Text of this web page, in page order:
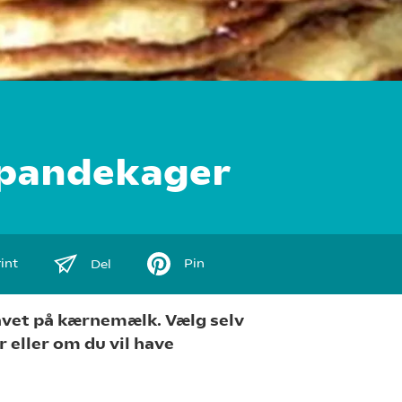
Del Pin
på kærnemælk. Vælg selv
om du vil have